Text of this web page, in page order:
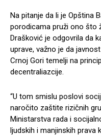
Na pitanje da li je Opština
porodicama pruži ono što
Drašković je odgovrila da
uprave, važno je da
Crnoj Gori temelji na
decentraliazcije.
“U tom smislu poslovi
naročito zaštite rizičnih
Ministarstva rada i
ljudskih i manjinskih prava